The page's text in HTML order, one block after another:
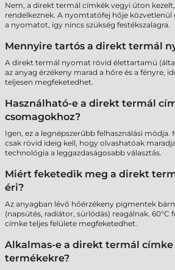
Nem, a direkt termál címkék vegyi úton
rendelkeznek. A nyomtatófej hője közvetlenül
a nyomatot, így nincs szükség festékszalagra.
Mennyire tartós a direkt termál
A direkt termál nyomat rövid élettartamú
az anyag érzékeny marad a hőre és a fényre,
teljesen megfeketedhet.
Használható-e a direkt termál
csomagokhoz?
Igen, ez a legnépszerűbb felhasználási módja.
csak rövid ideig kell, hogy olvashatóak
technológia a leggazdaságosabb választás.
Miért feketedik meg a direkt
éri?
Az anyagban lévő hőérzékeny pigmentek
(napsütés, radiátor, súrlódás) reagálnak. 60°C
címke teljes felülete megfeketedhet.
Alkalmas-e a direkt termál
termékekre?